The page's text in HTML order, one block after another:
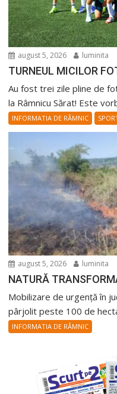
august 5, 2026 luminita
TURNEUL MICILOR
Au fost trei zile pline de
la Râmnicu Sărat! Este
INFORMATIA DE RÂMNIC
august 5, 2026 luminita
NATURĂ
Mobilizare de urgență în
pârjolit peste 100 de
INFORMATIA DE RÂMNIC